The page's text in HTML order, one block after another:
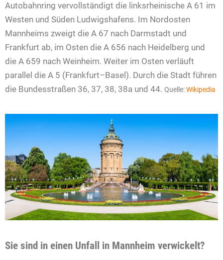
Autobahnring vervollständigt die linksrheinische A 61 im
Westen und Süden Ludwigshafens. Im Nordosten
Mannheims zweigt die A 67 nach Darmstadt und
Frankfurt ab, im Osten die A 656 nach Heidelberg und
die A 659 nach Weinheim. Weiter im Osten verläuft
parallel die A 5 (Frankfurt–Basel). Durch die Stadt führen
die Bundesstraßen 36, 37, 38, 38a und 44. Quelle:Wikipedia
Sie sind in einen Unfall in Mannheim verwickelt?